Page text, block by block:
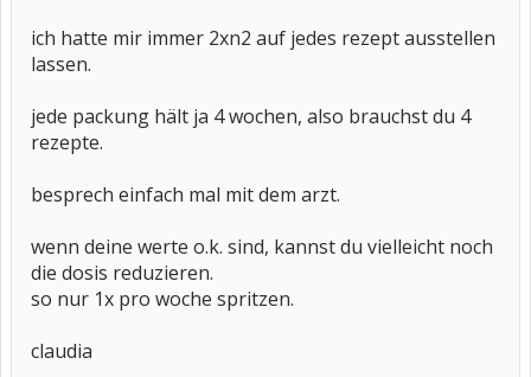
ich hatte mir immer 2xn2 auf jedes rezept ausstellen
lassen.
jede packung hält ja 4 wochen, also brauchst du 4
rezepte.
besprech einfach mal mit dem arzt.
wenn deine werte o.k. sind, kannst du vielleicht noch
die dosis reduzieren.
so nur 1x pro woche spritzen.
claudia